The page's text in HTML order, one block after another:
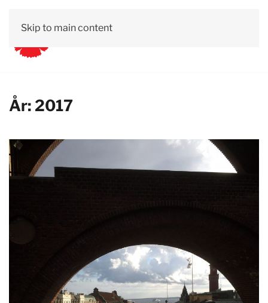
Skip to main content
År: 2017